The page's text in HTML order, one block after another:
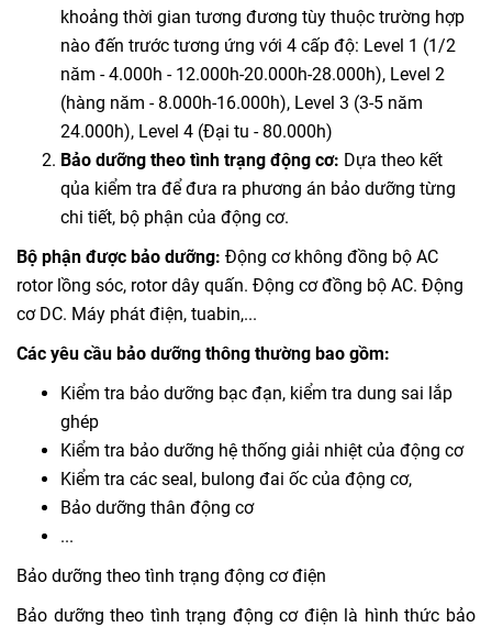
khoảng thời gian tương đương tùy thuộc trường hợp
nào đến trước tương ứng với 4 cấp độ: Level 1 (1/2
năm - 4.000h - 12.000h-20.000h-28.000h), Level 2
(hàng năm - 8.000h-16.000h), Level 3 (3-5 năm
24.000h), Level 4 (Đại tu - 80.000h)
Bảo dưỡng theo tình trạng động cơ: Dựa theo kết
qủa kiểm tra để đưa ra phương án bảo dưỡng từng
chi tiết, bộ phận của động cơ.
Bộ phận được bảo dưỡng: Động cơ không đồng bộ AC
rotor lồng sóc, rotor dây quấn. Động cơ đồng bộ AC. Động
cơ DC. Máy phát điện, tuabin,...
Các yêu cầu bảo dưỡng thông thường bao gồm:
Kiểm tra bảo dưỡng bạc đạn, kiểm tra dung sai lắp
ghép
Kiểm tra bảo dưỡng hệ thống giải nhiệt của động cơ
Kiểm tra các seal, bulong đai ốc của động cơ,
Bảo dưỡng thân động cơ
...
Bảo dưỡng theo tình trạng động cơ điện
Bảo dưỡng theo tình trạng động cơ điện là hình thức bảo